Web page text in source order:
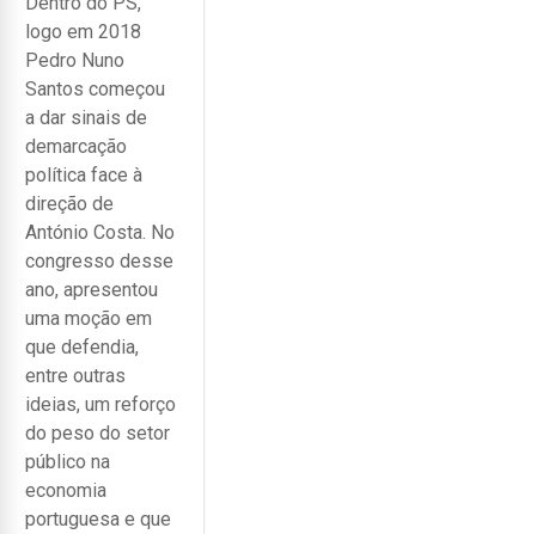
logo em 2018
Pedro Nuno
Santos começou
a dar sinais de
demarcação
política face à
direção de
António Costa. No
congresso desse
ano, apresentou
uma moção em
que defendia,
entre outras
ideias, um reforço
do peso do setor
público na
economia
portuguesa e que